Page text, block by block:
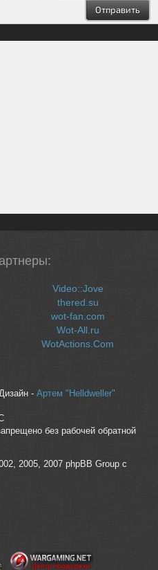
Video::Jove
thered.su
wot-fan.com
Wot-All.ru
WotActions.Com
- Артем "Helldweller"
без рабочей обратной
2005, 2007 phpBB Group с